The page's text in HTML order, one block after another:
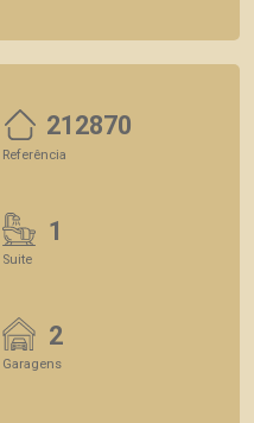
212870
Referência
1
Suite
2
Garagens